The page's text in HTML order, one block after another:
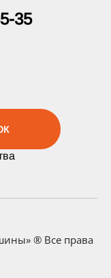
35
® Все права